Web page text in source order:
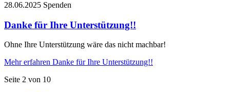
28.06.2025 Spenden
Danke für Ihre Unterstützung!!
Ohne Ihre Unterstützung wäre das nicht machbar!
Mehr erfahren Danke für Ihre Unterstützung!!
Seite 2 von 10